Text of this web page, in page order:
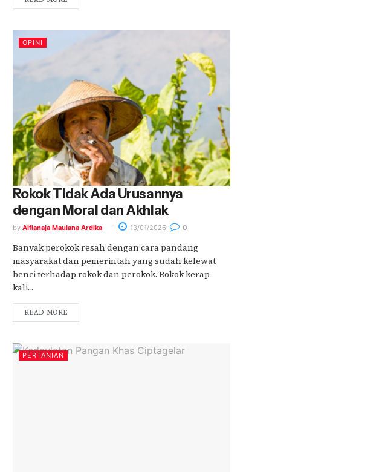
OPINI
Rokok Tidak Ada Urusannya
dengan Moral dan Akhlak
by Alfianaja Maulana Ardika 13/01/2026 0
Banyak perokok resah dengan cara pandang
masyarakat dan pemerintah yang sudah kelewat
benci terhadap rokok dan perokok. Rokok kerap
kali....
READ MORE
PERTANIAN